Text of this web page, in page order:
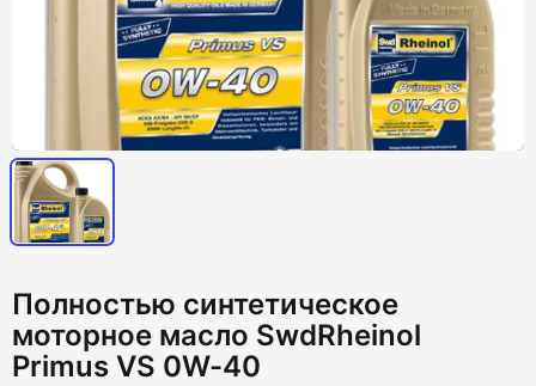
Полностью синтетическое
моторное масло SwdRheinol
Primus VS 0W-40